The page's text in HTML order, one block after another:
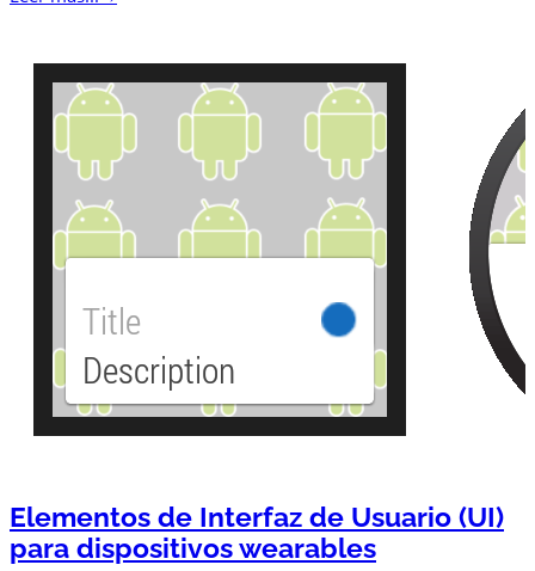
Elementos de Interfaz de Usuario (UI)
para dispositivos wearables